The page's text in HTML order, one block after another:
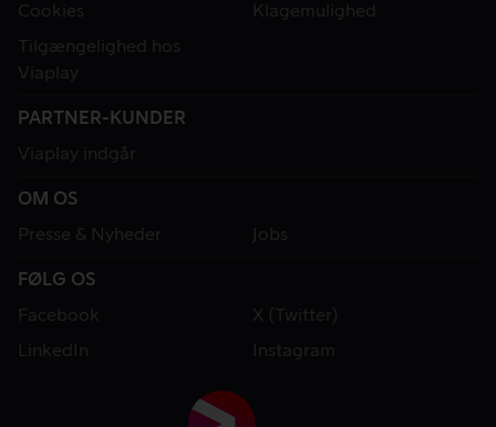
Cookies
Klagemulighed
Tilgængelighed hos
Viaplay
PARTNER-KUNDER
Viaplay indgår
OM OS
Presse & Nyheder
Jobs
FØLG OS
Facebook
X (Twitter)
LinkedIn
Instagram